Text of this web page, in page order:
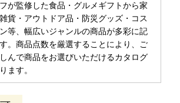
が監修した食品・グルメギフトから家
貨・アウトドア品・防災グッズ・コス
等、幅広いジャンルの商品が多彩に記
。商品点数を厳選することにより、ご
んで商品をお選びいただけるカタログ
ます。